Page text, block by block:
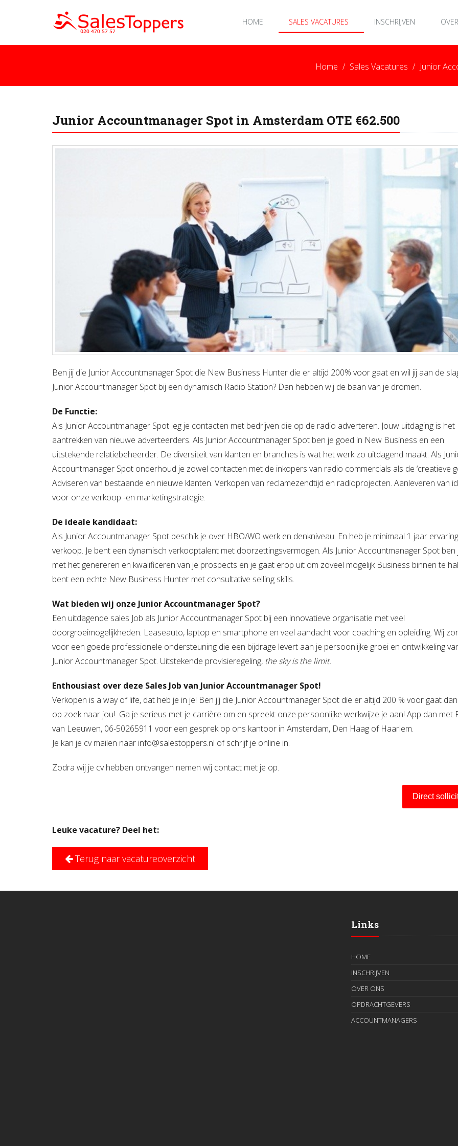
HOME SALES VACATURES INSCHRIJVEN
Home Sales Vacatures Junior
Junior Accountmanager Spot in Amsterdam OTE €62.500
Ben jij die Junior Accountmanager Spot die New Business Hunter die er altijd 200% voor gaat en wil jij aan de
Junior Accountmanager Spot bij een dynamisch Radio Station? Dan hebben wij de baan van je dromen.
De Functie:
Als Junior Accountmanager Spot leg je contacten met bedrijven die op de radio adverteren. Jouw uitdaging is het
aantrekken van nieuwe adverteerders. Als Junior Accountmanager Spot ben je goed in New Business en een
uitstekende relatiebeheerder. De diversiteit van klanten en branches is wat het werk zo uitdagend maakt. Als
Accountmanager Spot onderhoud je zowel contacten met de inkopers van radio commercials als de ‘creatieve
Adviseren van bestaande en nieuwe klanten. Verkopen van reclamezendtijd en radioprojecten. Aanleveren van
voor onze verkoop -en marketingstrategie.
De ideale kandidaat:
Als Junior Accountmanager Spot beschik je over HBO/WO werk en denkniveau. En heb je minimaal 1 jaar
verkoop. Je bent een dynamisch verkooptalent met doorzettingsvermogen. Als Junior Accountmanager Spot ben
met het genereren en kwalificeren van je prospects en je gaat erop uit om zoveel mogelijk Business binnen te
bent een echte New Business Hunter met consultative selling skills.
Wat bieden wij onze Junior Accountmanager Spot?
Een uitdagende sales Job als Junior Accountmanager Spot bij een innovatieve organisatie met veel
doorgroeimogelijkheden. Leaseauto, laptop en smartphone en veel aandacht voor coaching en opleiding. Wij
voor een goede professionele ondersteuning die een bijdrage levert aan je persoonlijke groei en ontwikkeling
Junior Accountmanager Spot. Uitstekende provisieregeling, the sky is the limit.
Enthousiast over deze Sales Job van Junior Accountmanager Spot!
Verkopen is a way of life, dat heb je in je! Ben jij die Junior Accountmanager Spot die er altijd 200 % voor gaat
op zoek naar jou! Ga je serieus met je carrière om en spreekt onze persoonlijke werkwijze je aan! App dan met
van Leeuwen, 06-50265911 voor een gesprek op ons kantoor in Amsterdam, Den Haag of Haarlem.
Je kan je cv mailen naar info@salestoppers.nl of schrijf je online in.
Zodra wij je cv hebben ontvangen nemen wij contact met je op.
Direct
Leuke vacature? Deel het:
Terug naar vacatureoverzicht
Links
HOME
INSCHRIJVEN
OVER ONS
OPDRACHTGEVERS
ACCOUNTMANAGERS